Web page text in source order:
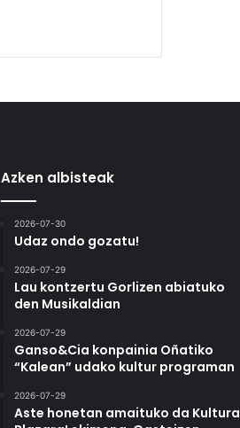
Azken albisteak
2026-07-30
Udaz ondo gozatu!
2026-07-29
Lau kontzertu Gorlizen abiatuko
den Musikaldian
2026-07-29
Ganso&Cia konpainia Oñatiko
“Kalean” udako kultur programan
2026-07-29
Aste honetan amaituko da Kultura